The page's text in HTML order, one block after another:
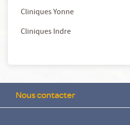
Cliniques Yonne
Cliniques Indre
Nous contacter